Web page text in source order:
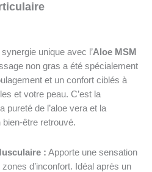
unique avec l’Aloe MSM
non gras a été spécialement
et un confort ciblés à
et votre peau. C’est la
pureté de l’aloe vera et la
être retrouvé.
: Apporte une sensation
d’inconfort. Idéal après un